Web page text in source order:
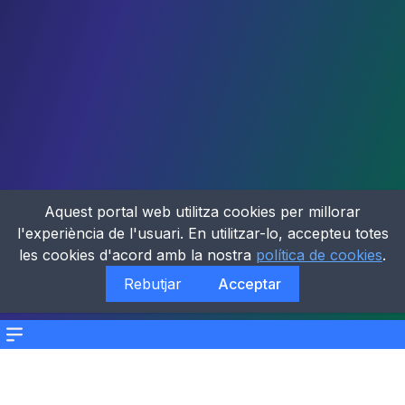
Menu
Aquest portal web utilitza cookies per millorar
l'experiència de l'usuari. En utilitzar-lo, accepteu totes
les cookies d'acord amb la nostra política de cookies.
Rebutjar
Acceptar